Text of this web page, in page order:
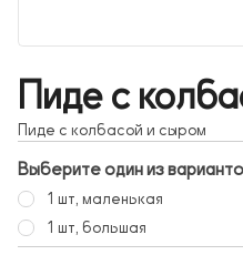
Пиде с
Пиде с колбасой и сыром
Выберите один из
1 шт, маленькая
1 шт, большая